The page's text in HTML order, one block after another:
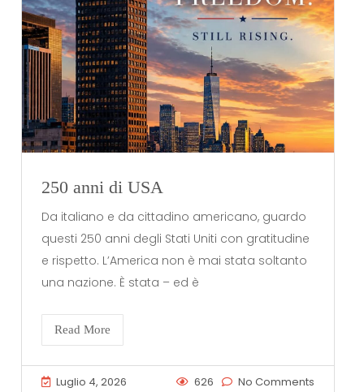
250 anni di USA
Da italiano e da cittadino americano, guardo
questi 250 anni degli Stati Uniti con gratitudine
e rispetto. L’America non è mai stata soltanto
una nazione. È stata – ed è
Read More
Luglio 4, 2026 626 No Comments